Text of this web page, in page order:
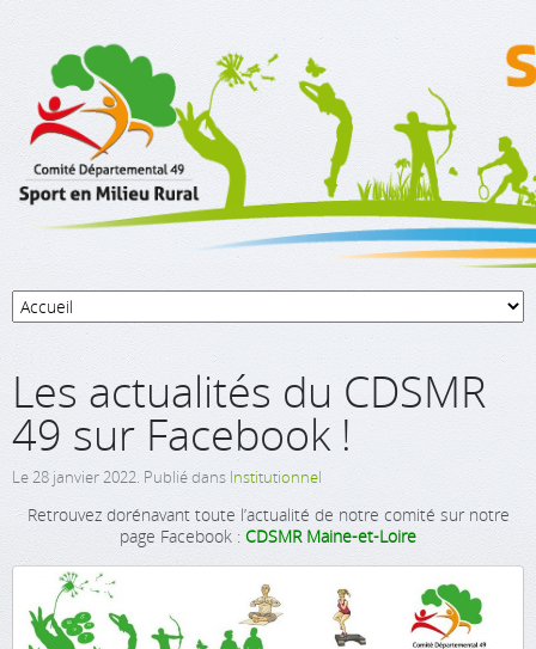
Les actualités du CDSMR
49 sur Facebook !
Le28 janvier 2022. Publié dans Institutionnel
Retrouvez dorénavant toute l’actualité de notre comité sur notre
page Facebook :CDSMR Maine-et-Loire